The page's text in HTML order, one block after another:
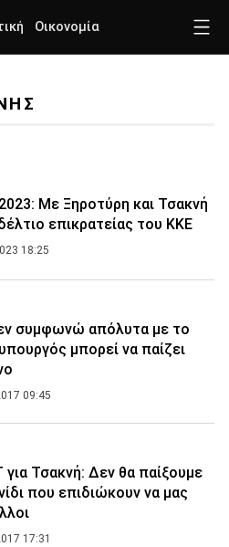
Οικονομία
Με Ξηροτύρη και Τσακνή
επικρατείας του ΚΚΕ
18:25
συμφωνώ απόλυτα με το
μπορεί να παίζει
09:45
Τσακνή: Δεν θα παίξουμε
που επιδιώκουν να μας
17:31